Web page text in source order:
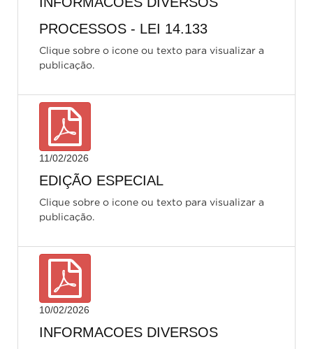
PROCESSOS - LEI 14.133
Clique sobre o icone ou texto para visualizar a
publicação.
11/02/2026
EDIÇÃO ESPECIAL
Clique sobre o icone ou texto para visualizar a
publicação.
10/02/2026
INFORMACOES DIVERSOS